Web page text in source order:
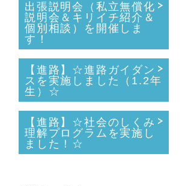
出張説明会（私立無償化
説明会＆キリイチ紹介＆
個別相談）を開催しま
す！
【進路】☆進路ガイダン
スを実施しました（1.2年
生）☆
【進路】☆社会のしくみ
理解プログラムを実施し
ました！☆